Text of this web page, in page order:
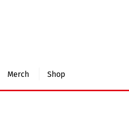
Merch Shop